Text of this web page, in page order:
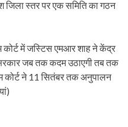
स्तर पर एक समिति का गठन
कोर्ट में जस्टिस एमआर शाह ने केंद्र
जब तक कदम उठाएगी तब तक
कोर्ट ने 11 सितंबर तक अनुपालन